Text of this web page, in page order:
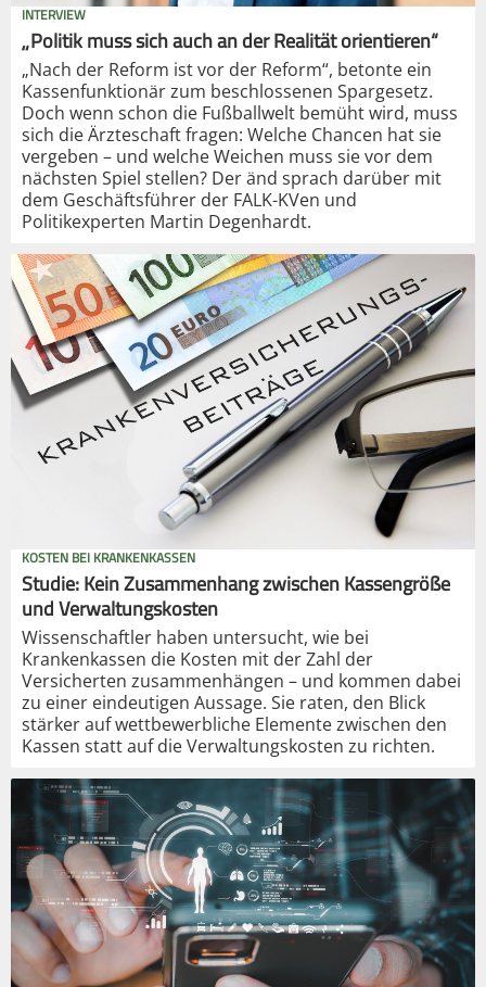
INTERVIEW
„Politik muss sich auch an der Realität orientieren“
„Nach der Reform ist vor der Reform“, betonte ein
Kassenfunktionär zum beschlossenen Spargesetz.
Doch wenn schon die Fußballwelt bemüht wird, muss
sich die Ärzteschaft fragen: Welche Chancen hat sie
vergeben – und welche Weichen muss sie vor dem
nächsten Spiel stellen? Der änd sprach darüber mit
dem Geschäftsführer der FALK-KVen und
Politikexperten Martin Degenhardt.
KOSTEN BEI KRANKENKASSEN
Studie: Kein Zusammenhang zwischen Kassengröße
und Verwaltungskosten
Wissenschaftler haben untersucht, wie bei
Krankenkassen die Kosten mit der Zahl der
Versicherten zusammenhängen – und kommen dabei
zu einer eindeutigen Aussage. Sie raten, den Blick
stärker auf wettbewerbliche Elemente zwischen den
Kassen statt auf die Verwaltungskosten zu richten.